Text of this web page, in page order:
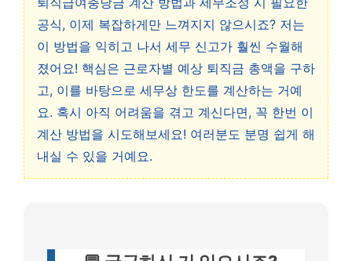
공식, 이제 복잡하게만 느껴지지 않으시죠? 저는
이 방법을 익히고 나서 세무 신고가 훨씬 수월해
졌어요! 핵심은 근로자별 예상 퇴직금 총액을 구하
고, 이를 바탕으로 세무상 한도를 계산하는 거예
요. 혹시 아직 어려움을 겪고 계신다면, 꼭 한번 이
계산 방법을 시도해보세요! 여러분도 분명 쉽게 해
내실 수 있을 거예요.